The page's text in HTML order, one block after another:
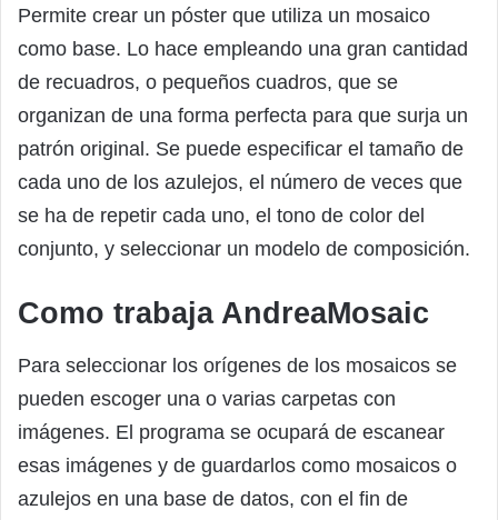
Permite crear un póster que utiliza un mosaico
como base. Lo hace empleando una gran cantidad
de recuadros, o pequeños cuadros, que se
organizan de una forma perfecta para que surja un
patrón original. Se puede especificar el tamaño de
cada uno de los azulejos, el número de veces que
se ha de repetir cada uno, el tono de color del
conjunto, y seleccionar un modelo de composición.
Como trabaja AndreaMosaic
Para seleccionar los orígenes de los mosaicos se
pueden escoger una o varias carpetas con
imágenes. El programa se ocupará de escanear
esas imágenes y de guardarlos como mosaicos o
azulejos en una base de datos, con el fin de